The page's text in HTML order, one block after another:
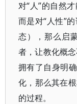
对“人”的自然
而是对“人性”
态），那么启
者，让教化概
拥有了自身明
化，那么其在
的过程。